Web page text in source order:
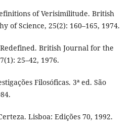
of Verisimilitude. British
of Science, 25(2): 160–165, 1974.
British Journal for the
25–42, 1976.
Filosóficas. 3ª ed. São
Lisboa: Edições 70, 1992.